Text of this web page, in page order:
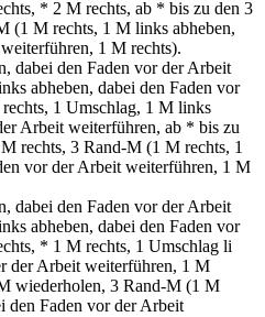
* 2 M rechts, ab * bis zu den 3
(1 M rechts, 1 M links abheben,
1 M rechts).
dabei den Faden vor der Arbeit
abheben, dabei den Faden vor
1 Umschlag, 1 M links
Arbeit weiterführen, ab * bis zu
rechts, 3 Rand-M (1 M rechts, 1
vor der Arbeit weiterführen, 1 M
dabei den Faden vor der Arbeit
abheben, dabei den Faden vor
* 1 M rechts, 1 Umschlag li
der Arbeit weiterführen, 1 M
wiederholen, 3 Rand-M (1 M
den Faden vor der Arbeit